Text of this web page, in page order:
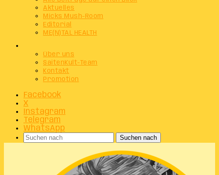
Aktuelles
Micks Mush-Room
Editorial
ME(N)TAL HEALTH
Über uns
SaitenKult-Team
Kontakt
Promotion
Facebook
X
Instagram
Telegram
WhatsApp
Suchen nach